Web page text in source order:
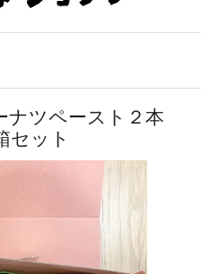
ナツペースト２本
セット